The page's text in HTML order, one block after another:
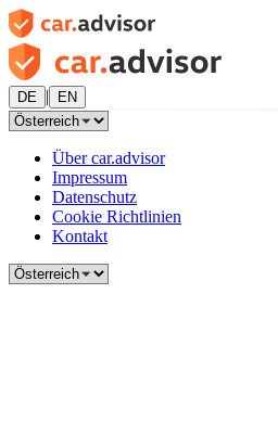
DE | EN
Über car.advisor
Impressum
Datenschutz
Cookie Richtlinien
Kontakt